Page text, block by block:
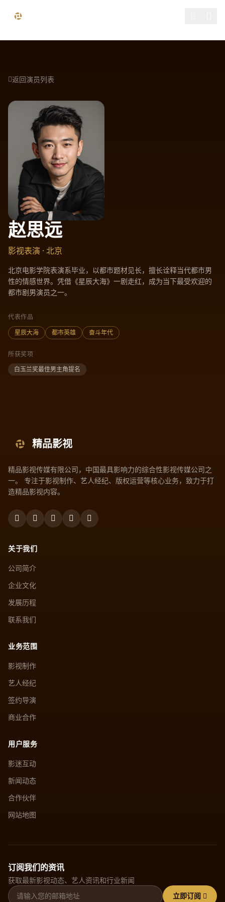
精品影视 - 免费在线观看高清电影电视剧热门综艺纪录片全
返回演员列表
赵思远
影视表演 · 北京
北京电影学院表演系毕业，以都市题材见长，擅长诠释当代都市男
性的情感世界。凭借《星辰大海》一剧走红，成为当下最受欢迎的
都市剧男演员之一。
代表作品
星辰大海
都市英雄 奋斗年代
所获奖项
白玉兰奖最佳男主角提名
精品影视
精品影视传媒有限公司，中国最具影响力的综合性影视传媒公司之
一。 专注于影视制作、艺人经纪、版权运营等核心业务，致力于打
造精品影视内容。
关于我们
公司简介
企业文化
发展历程
联系我们
业务范围
影视制作
艺人经纪
签约导演
商业合作
用户服务
影迷互动
新闻动态
合作伙伴
网站地图
订阅我们的资讯
获取最新影视动态、艺人资讯和行业新闻
立即订阅